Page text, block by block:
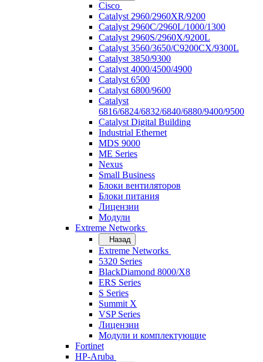
Cisco
Catalyst 2960/2960XR/9200
Catalyst 2960C/2960L/1000/1300
Catalyst 2960S/2960X/9200L
Catalyst 3560/3650/C9200CX/9300L
Catalyst 3850/9300
Catalyst 4000/4500/4900
Catalyst 6500
Catalyst 6800/9600
Catalyst
6816/6824/6832/6840/6880/9400/9500
Catalyst Digital Building
Industrial Ethernet
MDS 9000
ME Series
Nexus
Small Business
Блоки вентиляторов
Блоки питания
Лицензии
Модули
Extreme Networks
Назад
Extreme Networks
5320 Series
BlackDiamond 8000/X8
ERS Series
S Series
Summit X
VSP Series
Лицензии
Модули и комплектующие
Fortinet
HP-Aruba